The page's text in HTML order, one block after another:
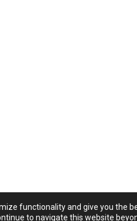
functionality and give you the
to navigate this website